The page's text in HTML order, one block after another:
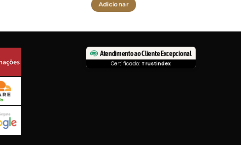
Adicionar
Atendimento ao Cliente Excepcional
Certificado: Trustindex